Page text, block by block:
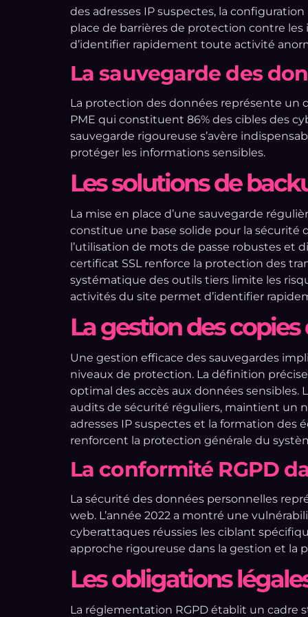
des adresses IP suspectes, la
place de barrières de protection contre
d’identifier rapidement toute activité
La sauvegarde des
La protection des données représente un
PME qui constituent 86% des cibles des
sauvegarde rigoureuse s’avère
protéger les informations sensibles.
Les solutions de
La mise en place d’une sauvegarde
constitue une base solide pour la sécurité
l’utilisation de mots de passe robustes et
certificat SSL renforce la protection des
systématique des outils tiers limite les
activités du site permet d’identifier
La gestion des copies
Une gestion efficace des sauvegardes
niveaux de protection. La définition
optimal des accès aux données sensibles.
audits de sécurité réguliers, maintient un
adresses IP suspectes et la formation des
renforcent la protection générale du
La conformité RGPD
La sécurité des données personnelles
web. L’année 2022 a montré une
cyberattaques réussies les ciblant
approche rigoureuse dans la gestion et la
Les obligations
La réglementation RGPD établit un cadre